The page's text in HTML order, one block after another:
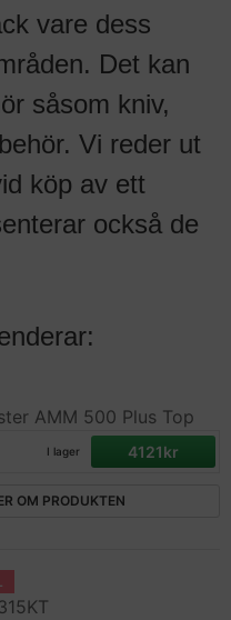
vare dess
Det kan
såsom kniv,
Vi reder ut
köp av ett
också de
AMM 500 Plus Top
I lager 4121kr
OM PRODUKTEN